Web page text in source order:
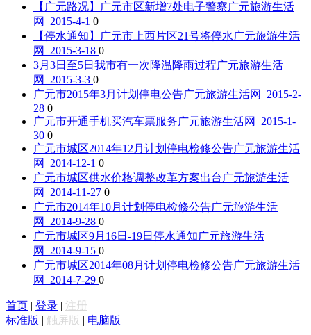
【广元路况】广元市区新增7处电子警察广元旅游生活
网 2015-4-1 0
【停水通知】广元市上西片区21号将停水广元旅游生活
网 2015-3-18 0
3月3日至5日我市有一次降温降雨过程广元旅游生活
网 2015-3-3 0
广元市2015年3月计划停电公告广元旅游生活网 2015-2-
28 0
广元市开通手机买汽车票服务广元旅游生活网 2015-1-
30 0
广元市城区2014年12月计划停电检修公告广元旅游生活
网 2014-12-1 0
广元市城区供水价格调整改革方案出台 广元旅游生活
网 2014-11-27 0
广元市2014年10月计划停电检修公告广元旅游生活
网 2014-9-28 0
广元市城区9月16日-19日停水通知广元旅游生活
网 2014-9-15 0
广元市城区2014年08月计划停电检修公告广元旅游生活
网 2014-7-29 0
首页 | 登录 | 注册
标准版 | 触屏版 | 电脑版